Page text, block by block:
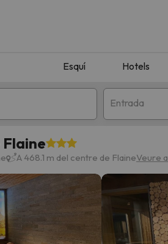
Esquí Hotels
Entrada
A 468.1 m del centre de FlaineVeure